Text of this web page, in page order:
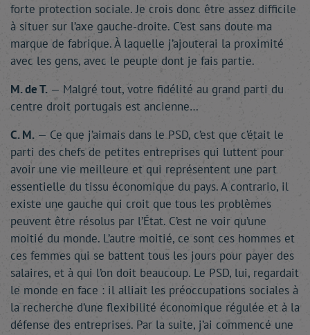
forte protection sociale. Je crois donc être assez difficile
à situer sur l’axe gauche-droite. C’est sans doute ma
marque de fabrique. À laquelle j’ajouterai la proximité
avec les gens, avec le peuple dont je fais partie.
M. de T. — Malgré tout, votre fidélité au grand parti du
centre droit portugais est ancienne…
C. M. — Ce que j’aimais dans le PSD, c’est que c’était le
parti des chefs de petites entreprises qui luttent pour
avoir une vie meilleure et qui représentent une part
essentielle du tissu économique du pays. A contrario, il
existe une gauche qui croit que tous les problèmes
peuvent être résolus par l’État. C’est ne voir qu’une
moitié du monde. L’autre moitié, ce sont ces hommes et
ces femmes qui se battent tous les jours pour payer des
salaires, et à qui l’on doit beaucoup. Le PSD, lui, regardait
le monde en face : il alliait les préoccupations sociales à
la recherche d’une flexibilité économique régulée et à la
défense des entreprises. Par la suite, j’ai commencé une